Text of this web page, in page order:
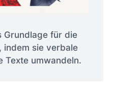
Grundlage für die
indem sie verbale
Texte umwandeln.